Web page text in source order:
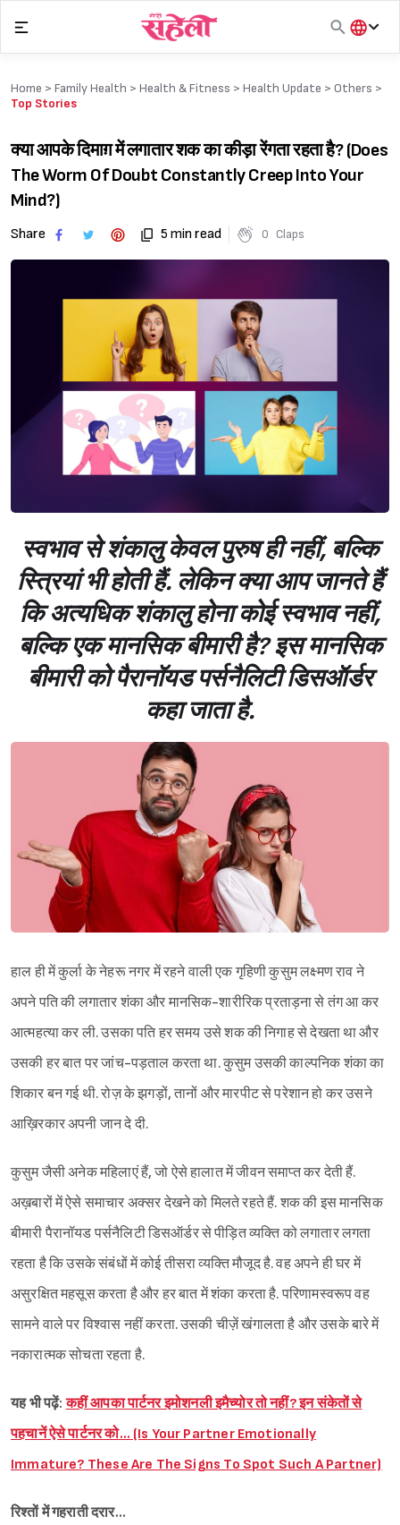
content
हिंदी
Home > Family Health > Health & Fitness > Health Update > Others >
Top Stories
क्या आपके दिमाग़ में लगातार शक का कीड़ा रेंगता रहता है? (Does
The Worm Of Doubt Constantly Creep Into Your
Mind?)
Share 5 min read 0 Claps
स्वभाव से शंकालु केवल पुरुष ही नहीं, बल्कि
स्त्रियां भी होती‌ हैं. लेकिन क्या आप जानते हैं
कि अत्यधिक शंकालु होना कोई स्वभाव नहीं,
बल्कि एक मानसिक बीमारी है? इस मानसिक
बीमारी को पैरानॉयड पर्सनैलिटी डिसऑर्डर
कहा जाता है.
हाल ही में कुर्ला के नेहरू नगर में रहने वाली एक गृहिणी कुसुम लक्ष्मण राव ने
अपने पति की लगातार शंका और मानसिक-शारीरिक प्रताड़ना से तंग आ कर
आत्महत्या कर ली. उसका पति हर समय उसे शक की निगाह से देखता था और
उसकी हर बात पर जांच-पड़ताल करता था. कुसुम उसकी काल्पनिक शंका का
शिकार बन गई थी. रोज़ के झगड़ों, तानों और मारपीट से परेशान हो कर उसने
आख़िरकार अपनी जान दे दी.
कुसुम जैसी अनेक महिलाएं हैं, जो ऐसे हालात में जीवन समाप्त कर देती हैं.
अख़बारों में ऐसे समाचार अक्सर देखने को मिलते रहते हैं. शक की इस मानसिक
बीमारी पैरानॉयड पर्सनैलिटी डिसऑर्डर से पीड़ित व्यक्ति को लगातार लगता
रहता है कि उसके संबंधों में कोई तीसरा व्यक्ति मौजूद है. वह अपने ही घर में
असुरक्षित महसूस करता है और हर बात में शंका करता है. परिणामस्वरूप वह
सामने वाले पर विश्वास नहीं करता. उसकी चीज़ें खंगालता है और उसके बारे में
नकारात्मक सोचता रहता है.
यह भी पढ़ें:कहीं आपका पार्टनर इमोशनली इमैच्योर तो नहीं? इन संकेतों से
पहचानें ऐसे पार्टनर को… (Is Your Partner Emotionally
Immature? These Are The Signs To Spot Such A Partner)
रिश्तों में गहराती दरार...